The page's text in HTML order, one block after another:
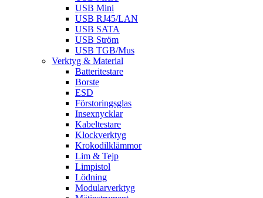
USB Mini
USB RJ45/LAN
USB SATA
USB Ström
USB TGB/Mus
Verktyg & Material
Batteritestare
Borste
ESD
Förstoringsglas
Insexnycklar
Kabeltestare
Klockverktyg
Krokodilklämmor
Lim & Tejp
Limpistol
Lödning
Modularverktyg